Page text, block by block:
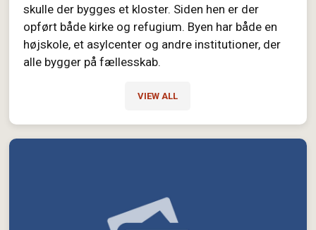
skulle der bygges et kloster. Siden hen er der
opført både kirke og refugium. Byen har både en
højskole, et asylcenter og andre institutioner, der
alle bygger på fællesskab.
VIEW ALL